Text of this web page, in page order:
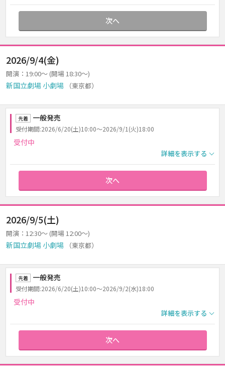
次へ
2026/9/4(金)
開演：19:00～ (開場 18:30～)
新国立劇場 小劇場 （東京都）
先着 一般発売
受付期間:2026/6/20(土)10:00～2026/9/1(火)18:00
受付中
詳細を表示する
次へ
2026/9/5(土)
開演：12:30～ (開場 12:00～)
新国立劇場 小劇場 （東京都）
先着 一般発売
受付期間:2026/6/20(土)10:00～2026/9/2(水)18:00
受付中
詳細を表示する
次へ